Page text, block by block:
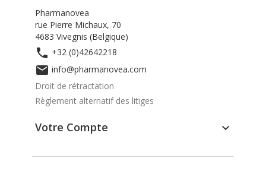
Pharmanovea
rue Pierre Michaux, 70
4683 Vivegnis (Belgique)
 +32 (0)42642218
 info@pharmanovea.com
Droit de rétractation
Règlement alternatif des litiges
Votre Compte 